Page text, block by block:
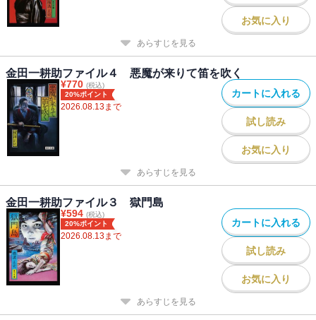
お気に入り
あらすじを見る
金田一耕助ファイル４ 悪魔が来りて笛を吹く
¥770 (税込)
20%ポイント
2026.08.13まで
カートに入れる
試し読み
お気に入り
あらすじを見る
金田一耕助ファイル３ 獄門島
¥594 (税込)
20%ポイント
2026.08.13まで
カートに入れる
試し読み
お気に入り
あらすじを見る